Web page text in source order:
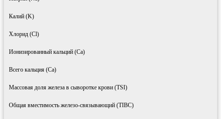
Калий (K)
Хлорид (Cl)
Ионизированный кальций (Ca)
Всего кальция (Ca)
Массовая доля железа в сыворотке крови (TSI)
Общая вместимость железо-связывающий (TIBC)